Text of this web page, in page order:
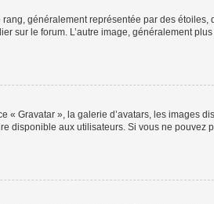
généralement représentée par des étoiles,
sur le forum. L’autre image, généralement
« Gravatar », la galerie d’avatars, les images
disponible aux utilisateurs. Si vous ne pouvez